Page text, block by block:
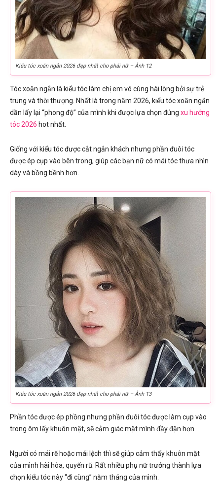
Kiểu tóc xoăn ngắn 2026 đẹp nhất cho phái nữ – Ảnh 12
Tóc xoăn ngắn là kiểu tóc làm chị em vô cùng hài lòng bởi sự trẻ
trung và thời thượng. Nhất là trong năm 2026, kiểu tóc xoăn ngắn
dần lấy lại “phong độ” của mình khi được lựa chọn đúng xu hướng
tóc 2026 hot nhất.
Giống với kiểu tóc được cắt ngắn khách nhưng phần đuôi tóc
được ép cụp vào bên trong, giúp các bạn nữ có mái tóc thưa nhìn
dày và bồng bềnh hơn.
Kiểu tóc xoăn ngắn 2026 đẹp nhất cho phái nữ – Ảnh 13
Phần tóc được ép phồng nhưng phần đuôi tóc được làm cụp vào
trong ôm lấy khuôn mặt, sẽ cảm giác mặt mình đầy đặn hơn.
Người có mái rẽ hoặc mái lệch thì sẽ giúp cảm thấy khuôn mặt
của mình hài hòa, quyến rũ. Rất nhiều phụ nữ trưởng thành lựa
chọn kiểu tóc này “đi cùng” năm tháng của mình.